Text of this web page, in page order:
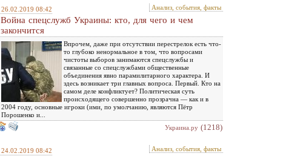
26.02.2019 08:42 Анализ, события, факты
Война спецслужб Украины: кто, для чего и чем
закончится
Впрочем, даже при отсутствии перестрелок есть что-
то глубоко ненормальное в том, что вопросами
чистоты выборов занимаются спецслужбы и
связанные со спецслужбами общественные
объединения явно парамилитарного характера. И
здесь возникает три главных вопроса. Первый. Кто на
самом деле конфликтует? Политическая суть
происходящего совершенно прозрачна — как и в
2004 году, основные игроки (ими, по умолчанию, являются Пётр
Порошенко и...
Украина.ру (1218)
24.02.2019 08:42 Анализ, события, факты